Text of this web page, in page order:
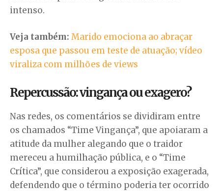
intenso.
Veja também: Marido emociona ao abraçar
esposa que passou em teste de atuação; vídeo
viraliza com milhões de views
Repercussão: vingança ou exagero?
Nas redes, os comentários se dividiram entre
os chamados “Time Vingança”, que apoiaram a
atitude da mulher alegando que o traidor
mereceu a humilhação pública, e o “Time
Crítica”, que considerou a exposição exagerada,
defendendo que o término poderia ter ocorrido